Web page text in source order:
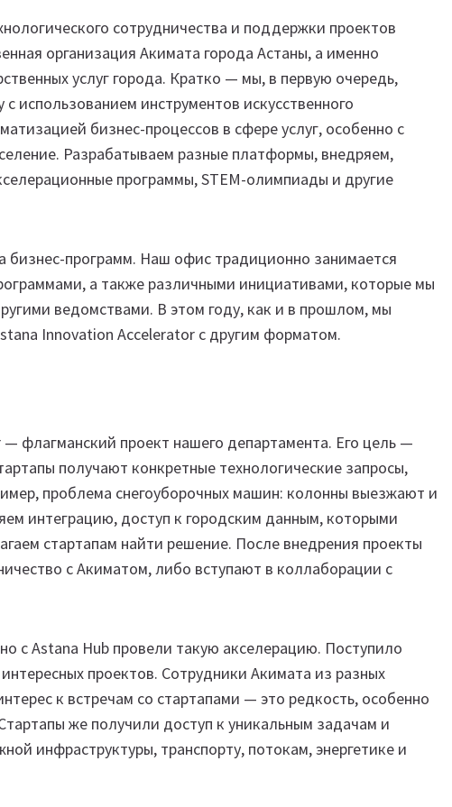
сотрудничества и поддержки проектов
организация Акимата города Астаны, а именно
услуг города. Кратко — мы, в первую очередь,
использованием инструментов искусственного
бизнес-процессов в сфере услуг, особенно с
Разрабатываем разные платформы, внедряем,
программы, STEM-олимпиады и другие
программ. Наш офис традиционно занимается
а также различными инициативами, которые мы
ведомствами. В этом году, как и в прошлом, мы
Innovation Accelerator с другим форматом.
флагманский проект нашего департамента. Его цель —
получают конкретные технологические запросы,
проблема снегоуборочных машин: колонны выезжают и
интеграцию, доступ к городским данным, которыми
стартапам найти решение. После внедрения проекты
с Акиматом, либо вступают в коллаборации с
с Astana Hub провели такую акселерацию. Поступило
проектов. Сотрудники Акимата из разных
к встречам со стартапами — это редкость, особенно
же получили доступ к уникальным задачам и
инфраструктуры, транспорту, потокам, энергетике и